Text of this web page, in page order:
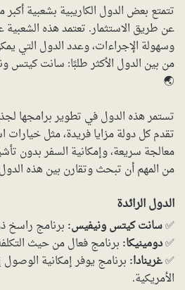
تتمتع بعض الدول الكاريبية بشعبية
عن طريق الاستثمار. تعتمد هذه
وسهولة الإجراءات، وعدد الدول التي
من بين الدول الأكثر طلبًا: سانت كيتس
🌏
تستمر هذه الدول في تطوير برامجها
تقدم كل دولة مزايا فريدة، مثل خيارات
معالجة سريعة، وإمكانية السفر بدون
من المهم أن تبحث وتقارن بين هذه
الدول الرائدة
✅سانت كيتس ونيفيس: برنامج راسخ
✅دومينيكا: برنامج فعال من حيث
✅غرينادا: برنامج يوفر إمكانية الوصول
الأمريكية.